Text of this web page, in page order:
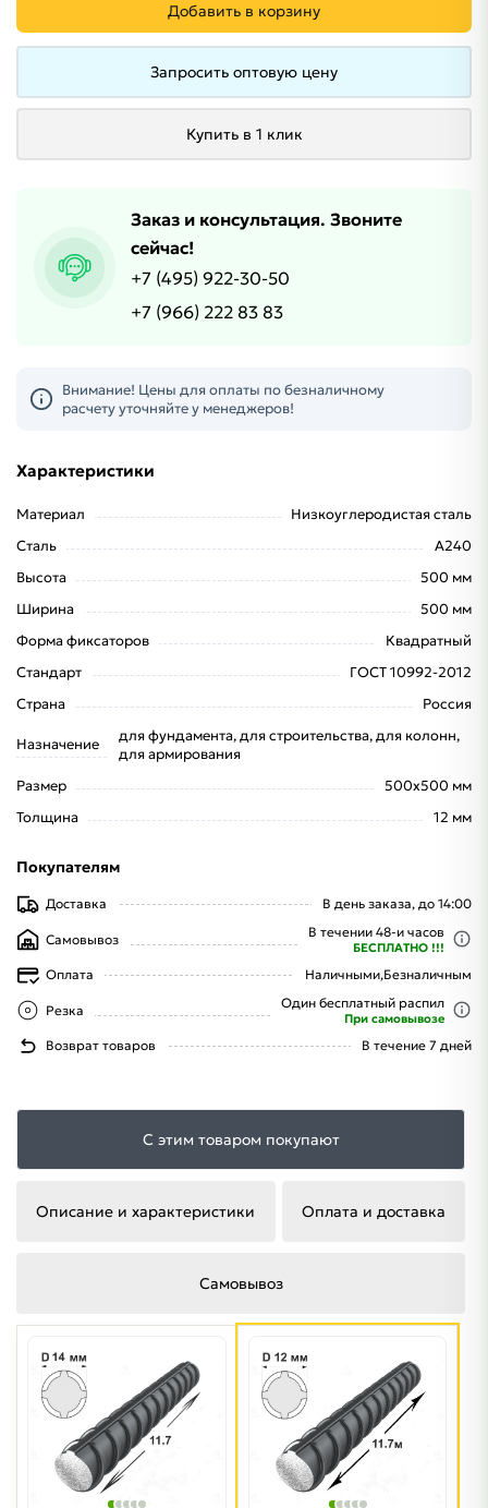
Добавить в корзину
Запросить оптовую цену
Купить в 1 клик
Заказ и консультация. Звоните
сейчас!
+7 (495) 922-30-50
+7 (966) 222 83 83
Внимание! Цены для оплаты по безналичному
расчету уточняйте у менеджеров!
Характеристики
Материал
Низкоуглеродистая сталь
Сталь
А240
Высота
500 мм
Ширина
500 мм
Форма фиксаторов
Квадратный
Стандарт
ГОСТ 10992-2012
Страна
Россия
Назначение
для фундамента, для строительства, для колонн,
для армирования
Размер
500x500 мм
Толщина
12 мм
Покупателям
Доставка В день заказа, до 14:00
Самовывоз В течении 48-и часов
БЕСПЛАТНО !!!
Оплата Наличными,Безналичным
Резка Один бесплатный распил
При самовывозе
Возврат товаров В течение 7 дней
С этим товаром покупают
Описание и характеристики Оплата и доставка
Самовывоз